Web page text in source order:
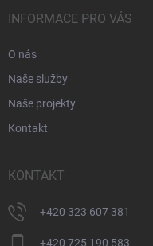
INFORMACE PRO VÁS
O nás
Naše služby
Naše projekty
Kontakt
KONTAKT
+420 323 607 381
+420 725 190 583